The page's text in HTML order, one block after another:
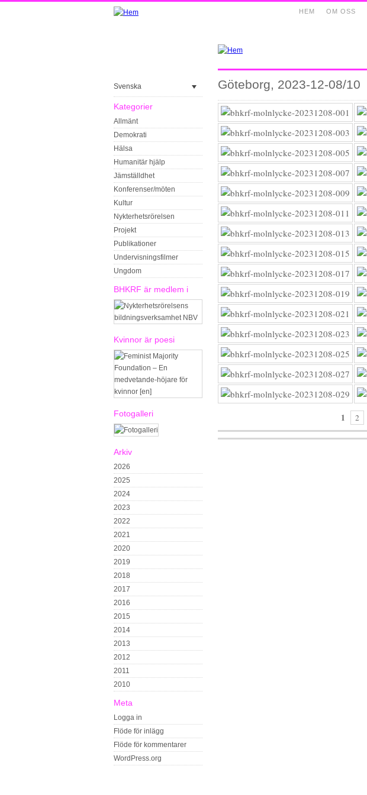
OM OSS
HEM
Svenska
Kategorier
Allmänt
Demokrati
Hälsa
Humanitär hjälp
Jämställdhet
Konferenser/möten
Kultur
Nykterhetsrörelsen
Projekt
Publikationer
Undervisningsfilmer
Ungdom
BHKRF är medlem i
Kvinnor är poesi
Fotogalleri
Arkiv
2026
2025
2024
2023
2022
2021
2020
2019
2018
2017
2016
2015
2014
2013
2012
2011
2010
Meta
Logga in
Flöde för inlägg
Flöde för kommentarer
WordPress.org
Göteborg, 2023-12-08/10
1 2